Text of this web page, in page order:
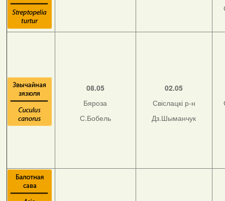
08.05
Бяроза
С.Бобель
02.05
Свіслацкі р-н
Дз.Шыманчук